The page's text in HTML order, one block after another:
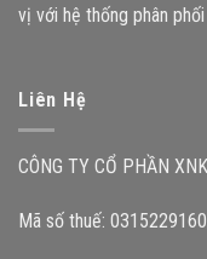
vị với hệ thống phân
Liên Hệ
CÔNG TY CỔ PHẦN
Mã số thuế: 0315229160